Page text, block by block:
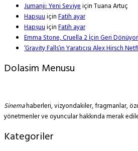
Jumanji: Yeni SeviyeiçinTuana Artuç
HapşuuiçinFatih ayar
HapşuuiçinFatih ayar
Emma Stone, Cruella 2 İçin Geri
‘Gravity Falls’ın Yaratıcısı Alex Hirsch
Dolasim Menusu
Sinemahaberleri, vizyondakiler, fragmanlar,
yönetmenler ve oyuncular hakkında merak
Kategoriler